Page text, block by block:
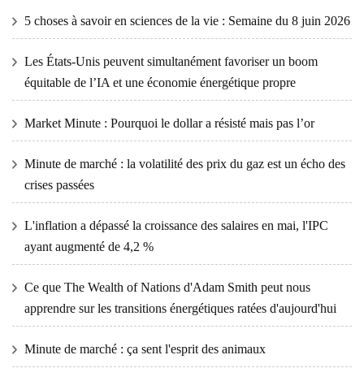
5 choses à savoir en sciences de la vie : Semaine du 8 juin 2026
Les États-Unis peuvent simultanément favoriser un boom
équitable de l’IA et une économie énergétique propre
Market Minute : Pourquoi le dollar a résisté mais pas l’or
Minute de marché : la volatilité des prix du gaz est un écho des
crises passées
L'inflation a dépassé la croissance des salaires en mai, l'IPC
ayant augmenté de 4,2 %
Ce que The Wealth of Nations d'Adam Smith peut nous
apprendre sur les transitions énergétiques ratées d'aujourd'hui
Minute de marché : ça sent l'esprit des animaux